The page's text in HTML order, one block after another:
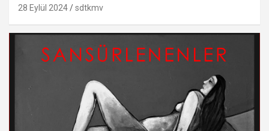
28 Eylül 2024 sdtkmv